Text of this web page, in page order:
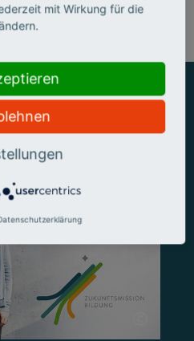
ERREICHEN
mit Wirkung für die